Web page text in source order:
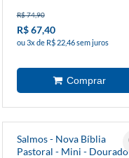
R$ 74,90
R$ 67,40
ou 3x de R$ 22,46 sem juros
Salmos - Nova Bíblia
Pastoral - Mini - Dourado